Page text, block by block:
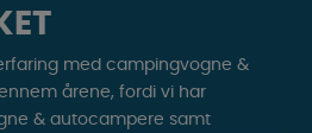
med campingvogne &
årene, fordi vi har
& autocampere samt